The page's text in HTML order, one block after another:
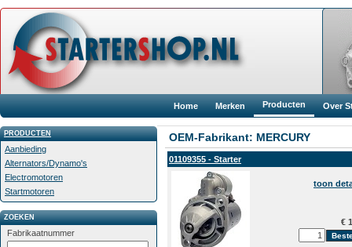
Home Merken Producten Over
PRODUCTEN
Aanbieding
Alternators/Dynamo's
Electromotoren
Startmotoren
ZOEKEN
Fabrikaatnummer
OEM-Fabrikant: MERCURY
01109355 - Starter
toon
€